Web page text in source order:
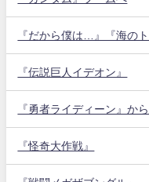
『だから僕は…』『海のト
『伝説巨人イデオン』
『勇者ライディーン』か
『怪奇大作戦』